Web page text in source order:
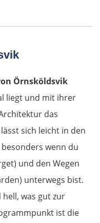
Örnsköldsvik
liegt und mit ihrer
das
sich leicht in den
wenn du
und den Wegen
unterwegs bist.
was gut zur
ist die